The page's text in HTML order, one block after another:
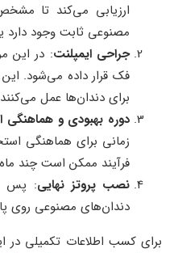
ارزیابی می‌کند تا
مصنوعی ثابت وجود دارد
جراحی ایمپلنت: در این
فک قرار داده می‌شود.
برای دندان‌ها عمل
دوره بهبودی و هماهنگی
زمانی برای هماهنگی
فرآیند ممکن است چند
نصب پروتز نهایی: پس
دندان‌های مصنوعی روی
برای کسب اطلاعات تکمیلی در